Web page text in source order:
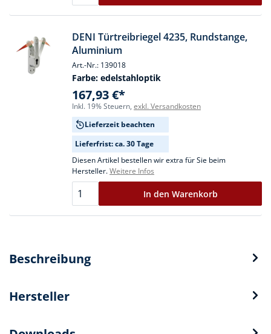
DENI Türtreibriegel 4235, Rundstange,
Aluminium
Art.-Nr.: 139018
Farbe: edelstahloptik
167,93 €*
Inkl. 19% Steuern, exkl. Versandkosten
Lieferzeit beachten
Lieferfrist: ca. 30 Tage
Diesen Artikel bestellen wir extra für Sie beim
Hersteller.Weitere Infos
In den Warenkorb
Beschreibung
Hersteller